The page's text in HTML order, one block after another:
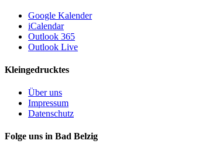
Google Kalender
iCalendar
Outlook 365
Outlook Live
Kleingedrucktes
Über uns
Impressum
Datenschutz
Folge uns in Bad Belzig